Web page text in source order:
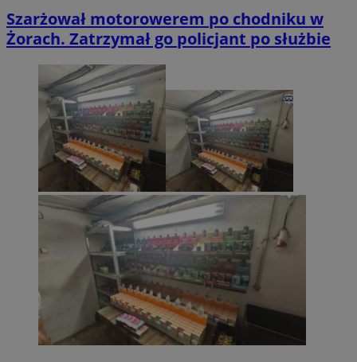
Szarżował motorowerem po chodniku w
Żorach. Zatrzymał go policjant po służbie